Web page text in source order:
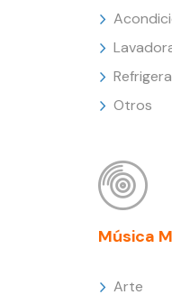
Otros
Música
Arte